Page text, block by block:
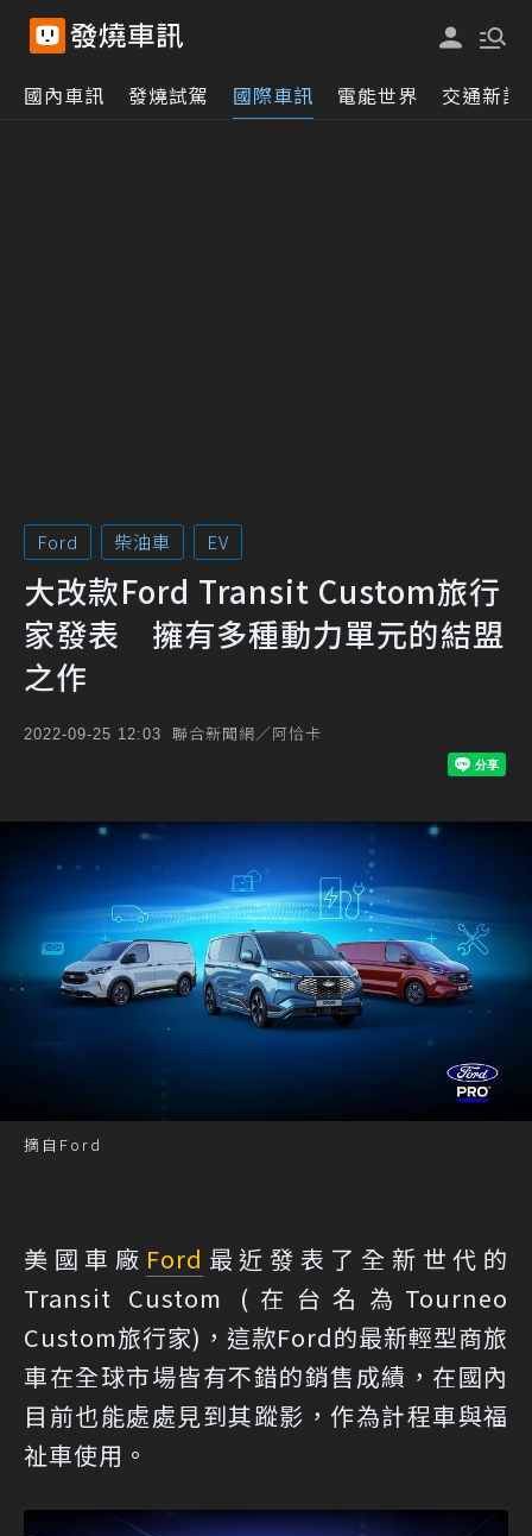
國內車訊 發燒試駕 國際車訊 電能世界 交通新訊
Ford 柴油車 EV
大改款Ford Transit Custom旅行
家發表 擁有多種動力單元的結盟
之作
2022-09-25 12:03 聯合新聞網／阿恰卡
摘自Ford
美國車廠 Ford 最近發表了全新世代的
Transit Custom (在台名為Tourneo
Custom旅行家)，這款Ford的最新輕型商旅
車在全球市場皆有不錯的銷售成績，在國內
目前也能處處見到其蹤影，作為計程車與福
祉車使用。